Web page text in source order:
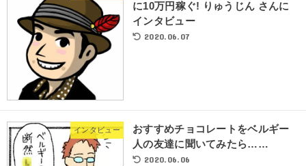
に10万円稼ぐ! りゅうじん さんに
インタビュー
2020.06.07
インタビュー
おすすめチョコレートをベルギー
人の友達に聞いてみたら……
2020.06.06